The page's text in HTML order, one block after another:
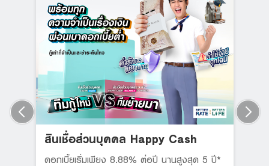
สินเชื่อส่วนบุคคล Happy Cash
ดอกเบี้ยเริ่มเพียง 8.88% ต่อปี นานสูงสุด 5 ปี*